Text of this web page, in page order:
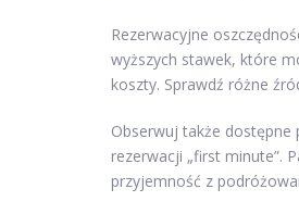
Rezerwacyjne
wyższych stawek, które
koszty. Sprawdź różne
Obserwuj także
rezerwacji „first minute”.
przyjemność z